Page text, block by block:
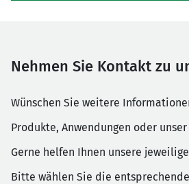
Nehmen Sie Kontakt zu
Wünschen Sie weitere
Produkte, Anwendungen oder
Gerne helfen Ihnen unsere
Bitte wählen Sie die